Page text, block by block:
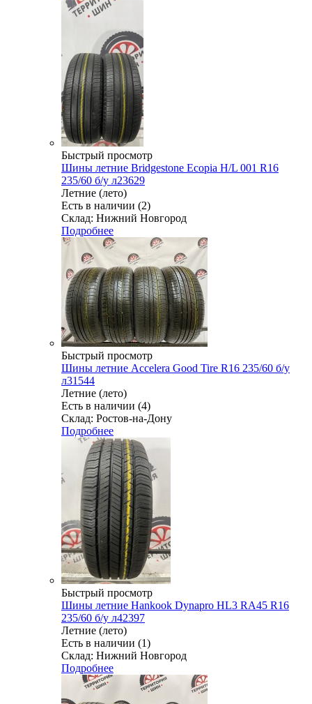
Быстрый просмотр
Шины летние Bridgestone Ecopia H/L 001 R16
235/60 б/у л23629
Летние (лето)
Есть в наличии (2)
Склад: Нижний Новгород
Подробнее
Быстрый просмотр
Шины летние Accelera Good Tire R16 235/60 б/у
л31544
Летние (лето)
Есть в наличии (4)
Склад: Ростов-на-Дону
Подробнее
Быстрый просмотр
Шины летние Hankook Dynapro HL3 RA45 R16
235/60 б/у л42397
Летние (лето)
Есть в наличии (1)
Склад: Нижний Новгород
Подробнее